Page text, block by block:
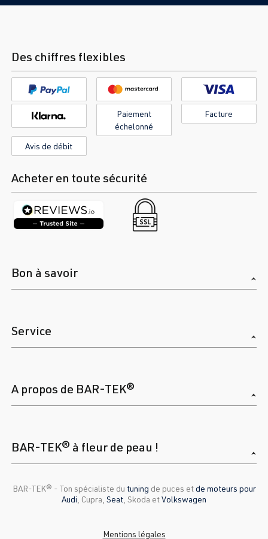
Des chiffres flexibles
Paiement
échelonné
Facture
Avis de débit
Acheter en toute sécurité
Bon à savoir
Service
A propos de BAR-TEK®
BAR-TEK® à fleur de peau !
BAR-TEK®️ - Ton spécialiste du tuning de puces etde moteurs pour
Audi , Cupra, Seat , Skoda etVolkswagen
Mentions légales